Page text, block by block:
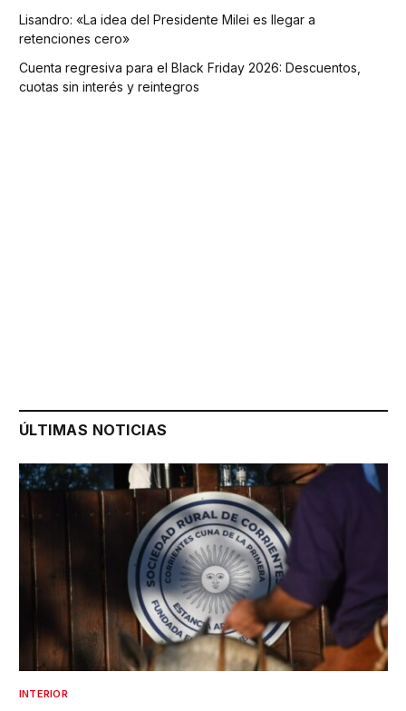
Lisandro: «La idea del Presidente Milei es llegar a
retenciones cero»
Cuenta regresiva para el Black Friday 2026: Descuentos,
cuotas sin interés y reintegros
ÚLTIMAS NOTICIAS
INTERIOR